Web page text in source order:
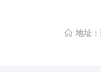
 地址